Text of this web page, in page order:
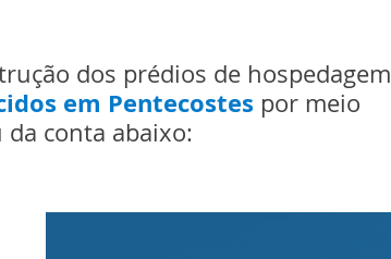
dos prédios de hospedagem
em Pentecostes por meio
da conta abaixo: